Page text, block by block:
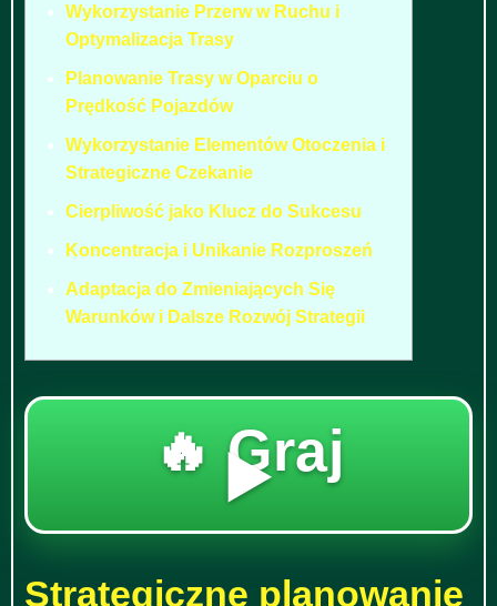
Wykorzystanie Przerw w Ruchu i
Optymalizacja Trasy
Planowanie Trasy w Oparciu o
Prędkość Pojazdów
Wykorzystanie Elementów Otoczenia i
Strategiczne Czekanie
Cierpliwość jako Klucz do Sukcesu
Koncentracja i Unikanie Rozproszeń
Adaptacja do Zmieniających Się
Warunków i Dalsze Rozwój Strategii
🔥 Graj
▶️
Strategiczne planowanie